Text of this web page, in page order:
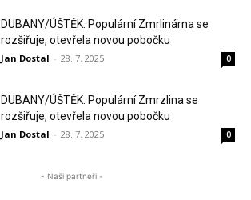
DUBANY/ÚŠTĚK: Populární Zmrlinárna se
rozšiřuje, otevřela novou pobočku
Jan Dostal - 28. 7. 2025 0
DUBANY/ÚŠTĚK: Populární Zmrzlina se
rozšiřuje, otevřela novou pobočku
Jan Dostal - 28. 7. 2025 0
- Naši partneři -